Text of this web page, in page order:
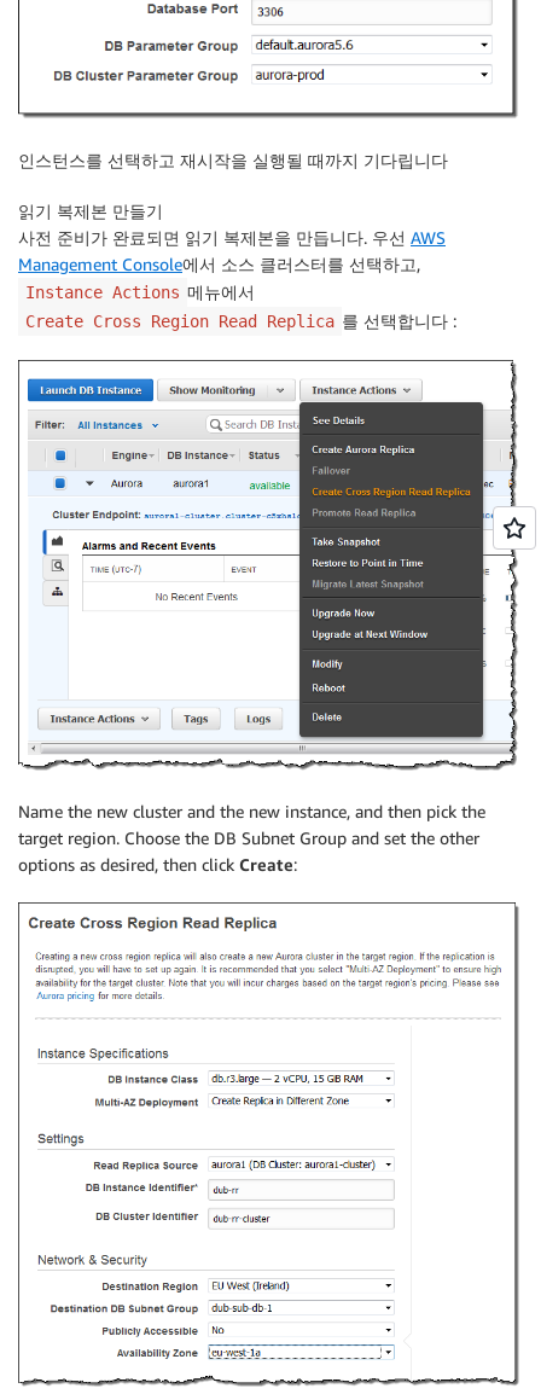
인스턴스를 선택하고 재시작을 실행될 때까지 기다립니다
읽기 복제본 만들기
사전 준비가 완료되면 읽기 복제본을 만듭니다. 우선 AWS
Management Console에서 소스 클러스터를 선택하고,
Instance Actions 메뉴에서
Create Cross Region Read Replica 를 선택합니다 :
Name the new cluster and the new instance, and then pick the
target region. Choose the DB Subnet Group and set the other
options as desired, then click Create: